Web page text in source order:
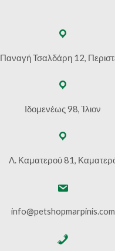
Παναγή Τσαλδάρη 12,
Ιδομενέως 98, Ίλιον
Λ. Καματερού 81,
info@petshopmarpinis.com